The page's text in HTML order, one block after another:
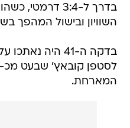
בדרך ל-3:4
השוויון ובישול המהפך
בדקה ה-41 היה
המארחת.